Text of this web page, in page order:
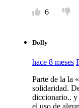
6
Dolly
hace 8 meses
Parte de la la
solidaridad.
diccionario.. y